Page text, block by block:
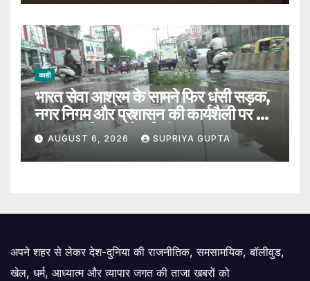
काशी
भारत सेवा आश्रम के सामने फिर धंसी सड़क,
नगर निगम और प्रशासन की कार्यशैली पर उठे
सवाल, 7 दिन पहले हुई थी मरम्मत
AUGUST 6, 2026 SUPRIYA GUPTA
अपने शहर से लेकर देश-दुनिया की राजनीतिक, समसामयिक, बॉलीवुड,
खेल, धर्म, आध्यात्म और व्यापार जगत की ताजा खबरों को